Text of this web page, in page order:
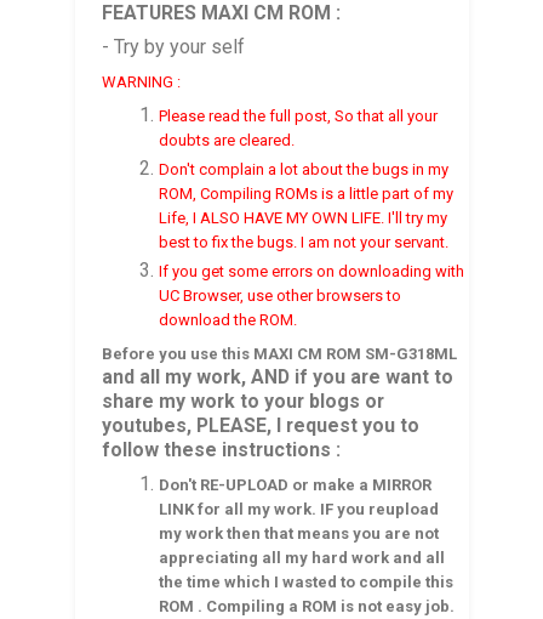
FEATURES MAXI CM ROM :
- Try by your self
WARNING :
Please read the full post, So that all your
doubts are cleared.
Don't complain a lot about the bugs in my
ROM, Compiling ROMs is a little part of my
Life, I ALSO HAVE MY OWN LIFE. I'll try my
best to fix the bugs. I am not your servant.
If you get some errors on downloading with
UC Browser, use other browsers to
download the ROM.
Before you use this MAXI CM ROM SM-G31 8ML
and all my work, AND if you are want to
share my work to your blogs or
youtubes, PLEASE, I request you to
follow these instructions :
Don't RE-UPLOAD or make a MIRROR
LINK for all my work. IF you reupload
my work then that means you are not
appreciating all my hard work and all
the time which I wasted to compile this
ROM . Compiling a ROM is not easy job.